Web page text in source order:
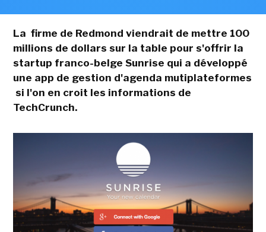
La firme de Redmond viendrait de mettre 100
millions de dollars sur la table pour s'offrir la
startup franco-belge Sunrise qui a développé
une app de gestion d'agenda mutiplateformes
si l'on en croit les informations de
TechCrunch.